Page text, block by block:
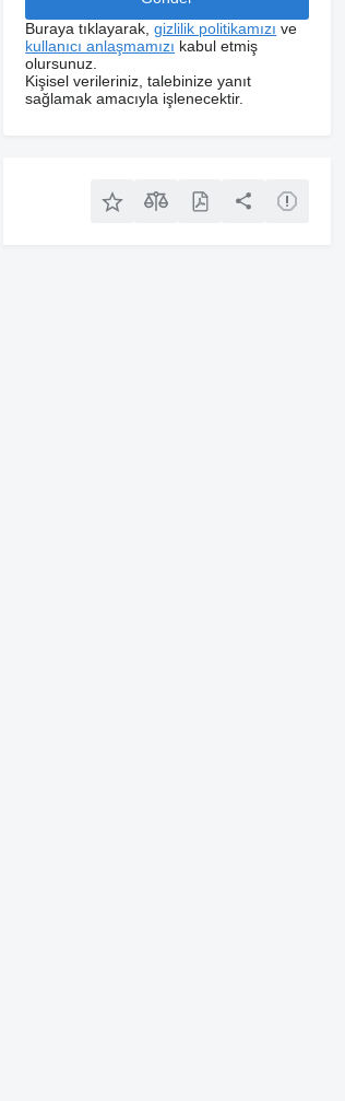
Buraya tıklayarak,gizlilik politikamızı ve
kullanıcı anlaşmamızı kabul etmiş
olursunuz.
Kişisel verileriniz, talebinize yanıt
sağlamak amacıyla işlenecektir.